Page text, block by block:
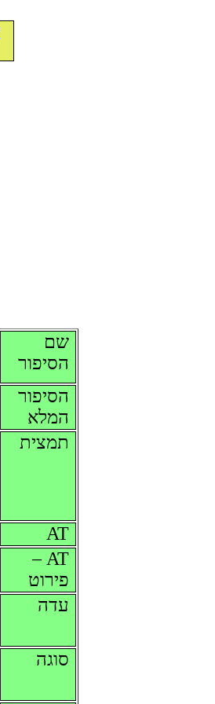
שם
הסיפור
הסיפור
המלא
תמצית
AT
AT –
פירוט
עדה
סוגה